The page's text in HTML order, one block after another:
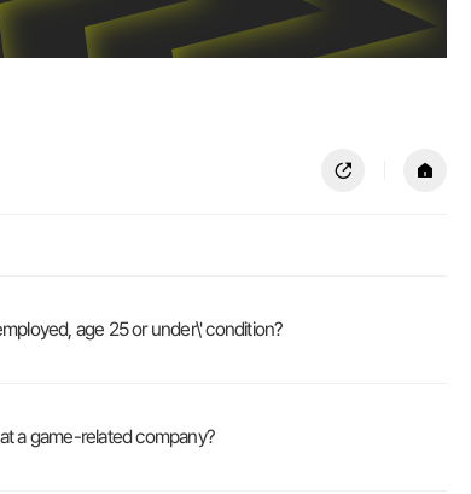
공유하기
age 25 or under\' condition?
a game-related company?